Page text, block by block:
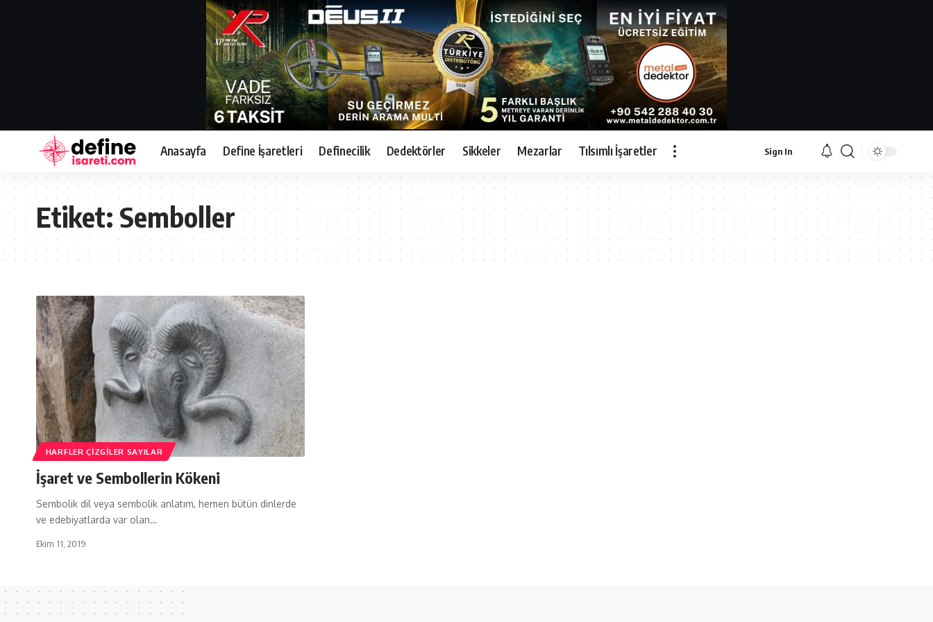
Anasayfa Define İşaretleri Definecilik Dedektörler Sikkeler Mezarlar Tılsımlı İşaretler Sign In
Etiket:Semboller
HARFLER ÇIZGILER SAYILAR
İşaret ve Sembollerin Kökeni
Sembolik dil veya sembolik anlatım, hemen bütün dinlerde
ve edebiyatlarda var olan…
Ekim 11, 2019